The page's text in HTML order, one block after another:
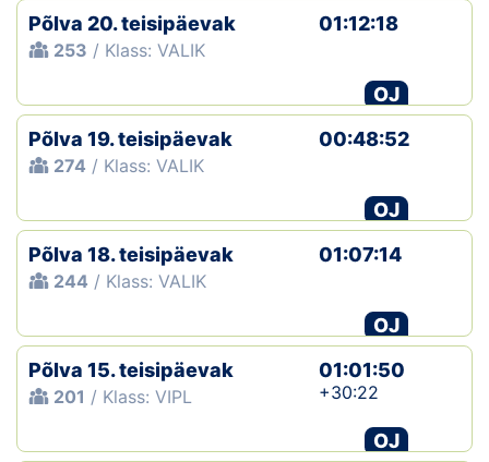
Põlva 20. teisipäevak
253 / Klass: VALIK
01:12:18
OJ
Põlva 19. teisipäevak
274 / Klass: VALIK
00:48:52
OJ
Põlva 18. teisipäevak
244 / Klass: VALIK
01:07:14
OJ
Põlva 15. teisipäevak
201 / Klass: VIPL
01:01:50
+30:22
OJ